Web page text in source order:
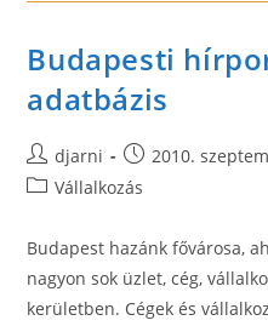
Budapesti
adatbázis
Post
author:
djarni
Post
published:
2010.
PostVállalkozás
Budapest hazánk fővárosa,
nagyon sok üzlet, cég,
kerületben. Cégek és